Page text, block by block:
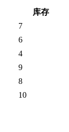
库存
7
6
4
9
8
10